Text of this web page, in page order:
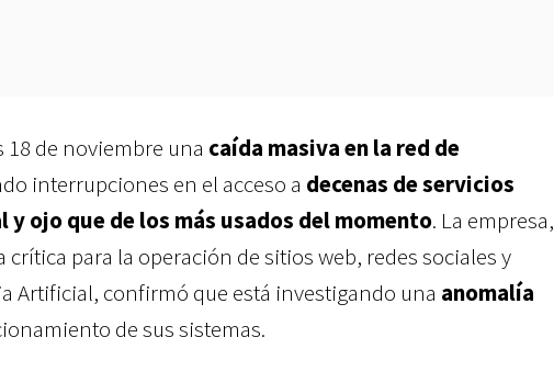
18 de noviembre una caída masiva en la red de
interrupciones en el acceso a decenas de servicios
ojo que de los más usados del momento. La empresa,
para la operación de sitios web, redes sociales y
Artificial, confirmó que está investigando una anomalía
de sus sistemas.